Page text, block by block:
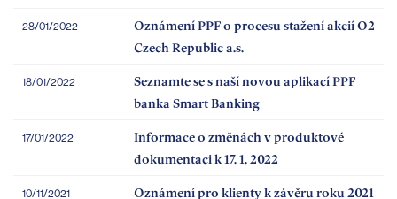
28/01/2022
Oznámení PPF o procesu stažení akcií O2
Czech Republic a.s.
18/01/2022
Seznamte se s naší novou aplikací PPF
banka Smart Banking
17/01/2022
Informace o změnách v produktové
dokumentaci k 17. 1. 2022
10/11/2021 Oznámení pro klienty k závěru roku 2021